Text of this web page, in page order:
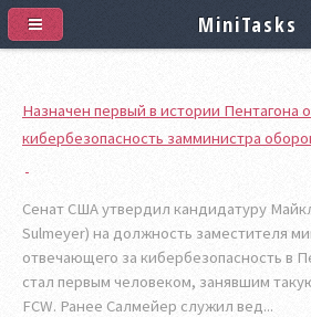
Назначен первый в истории Пентагона
кибербезопасность замминистра
Сенат США утвердил кандидатуру
Sulmeyer) на должность заместителя
отвечающего за кибербезопасность в
стал первым человеком, занявшим
FCW. Ранее Салмейер служил вед...
MiniTasks